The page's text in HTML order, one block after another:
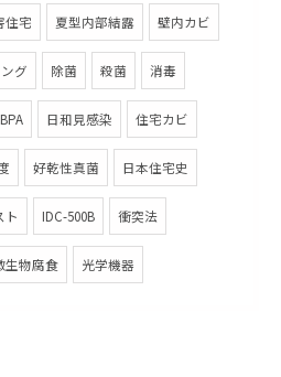
住宅 夏型内部結露 壁内カビ
グ 除菌 殺菌 消毒
日和見感染 住宅カビ
好乾性真菌 日本住宅史
ト IDC-500B 衝突法
生物腐食 光学機器